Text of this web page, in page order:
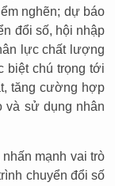
nghẽn; dự báo
đổi số, hội nhập
lực chất lượng
biệt chú trọng tới
tăng cường hợp
và sử dụng nhân
mạnh vai trò
chuyển đổi số